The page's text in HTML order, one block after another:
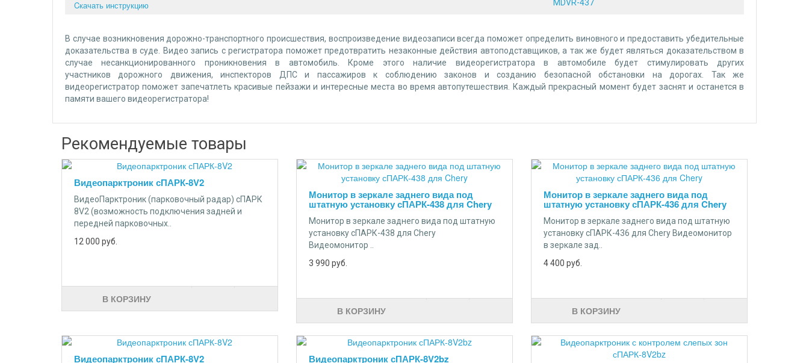
Cкачать инструкцию
MDVR-437
В случае возникновения дорожно-транспортного происшествия, воспроизведение видеозаписи всегда поможет определить виновного и предоставить убедительные
доказательства в суде. Видео запись с регистратора поможет предотвратить незаконные действия автоподставщиков, а так же будет являться доказательством в
случае несанкционированного проникновения в автомобиль. Кроме этого наличие видеорегистратора в автомобиле будет стимулировать других
участников дорожного движения, инспекторов ДПС и пассажиров к соблюдению законов и созданию безопасной обстановки на дорогах. Так же
видеорегистратор поможет запечатлеть красивые пейзажи и интересные места во время автопутешествия. Каждый прекрасный момент будет заснят и останется в
памяти вашего видеорегистратора!
Рекомендуемые товары
Видеопарктроник сПАРК-8V2
ВидеоПарктроник (парковочный радар) сПАРК
8V2 (возможность подключения задней и
передней парковочных..
12 000 руб.
В КОРЗИНУ
Монитор в зеркале заднего вида под
штатную установку сПАРК-438 для Chery
Монитор в зеркале заднего вида под штатную
установку сПАРК-438 для Chery
Видеомонитор ..
3 990 руб.
В КОРЗИНУ
Монитор в зеркале заднего вида под
штатную установку сПАРК-436 для Chery
Монитор в зеркале заднего вида под штатную
установку сПАРК-436 для Chery Видеомонитор
в зеркале зад..
4 400 руб.
В КОРЗИНУ
Видеопарктроник сПАРК-8V2 Видеопарктроник сПАРК-8V2bz